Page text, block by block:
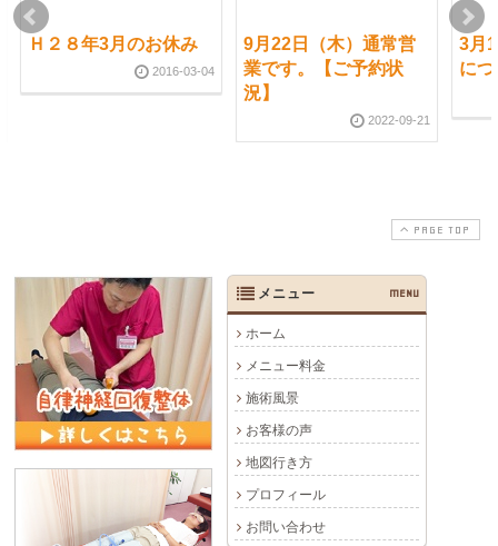
Ｈ２８年3月のお休み
2016-03-04
9月22日（木）通常営
業です。【ご予約状
況】
2022-09-21
3月
に
PAGE TOP
メニュー MENU
ホーム
メニュー料金
施術風景
お客様の声
地図行き方
プロフィール
お問い合わせ